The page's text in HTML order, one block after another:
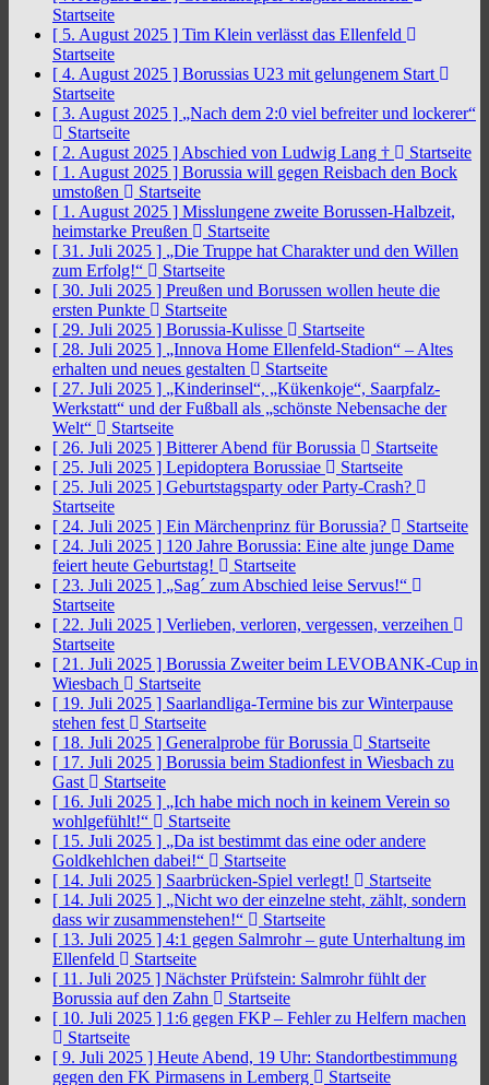
Startseite
[ 5. August 2025 ] Tim Klein verlässt das Ellenfeld
Startseite
[ 4. August 2025 ] Borussias U23 mit gelungenem Start
Startseite
[ 3. August 2025 ] „Nach dem 2:0 viel befreiter und lockerer“
Startseite
[ 2. August 2025 ] Abschied von Ludwig Lang †
Startseite
[ 1. August 2025 ] Borussia will gegen Reisbach den Bock
umstoßen
Startseite
[ 1. August 2025 ] Misslungene zweite Borussen-Halbzeit,
heimstarke Preußen
Startseite
[ 31. Juli 2025 ] „Die Truppe hat Charakter und den Willen
zum Erfolg!“
Startseite
[ 30. Juli 2025 ] Preußen und Borussen wollen heute die
ersten Punkte
Startseite
[ 29. Juli 2025 ] Borussia-Kulisse
Startseite
[ 28. Juli 2025 ] „Innova Home Ellenfeld-Stadion“ – Altes
erhalten und neues gestalten
Startseite
[ 27. Juli 2025 ] „Kinderinsel“, „Kükenkoje“, Saarpfalz-
Werkstatt“ und der Fußball als „schönste Nebensache der
Welt“
Startseite
[ 26. Juli 2025 ] Bitterer Abend für Borussia
Startseite
[ 25. Juli 2025 ] Lepidoptera Borussiae
Startseite
[ 25. Juli 2025 ] Geburtstagsparty oder Party-Crash?
Startseite
[ 24. Juli 2025 ] Ein Märchenprinz für Borussia?
Startseite
[ 24. Juli 2025 ] 120 Jahre Borussia: Eine alte junge Dame
feiert heute Geburtstag!
Startseite
[ 23. Juli 2025 ] „Sag´ zum Abschied leise Servus!“
Startseite
[ 22. Juli 2025 ] Verlieben, verloren, vergessen, verzeihen
Startseite
[ 21. Juli 2025 ] Borussia Zweiter beim LEVOBANK-Cup in
Wiesbach
Startseite
[ 19. Juli 2025 ] Saarlandliga-Termine bis zur Winterpause
stehen fest
Startseite
[ 18. Juli 2025 ] Generalprobe für Borussia
Startseite
[ 17. Juli 2025 ] Borussia beim Stadionfest in Wiesbach zu
Gast
Startseite
[ 16. Juli 2025 ] „Ich habe mich noch in keinem Verein so
wohlgefühlt!“
Startseite
[ 15. Juli 2025 ] „Da ist bestimmt das eine oder andere
Goldkehlchen dabei!“
Startseite
[ 14. Juli 2025 ] Saarbrücken-Spiel verlegt!
Startseite
[ 14. Juli 2025 ] „Nicht wo der einzelne steht, zählt, sondern
dass wir zusammenstehen!“
Startseite
[ 13. Juli 2025 ] 4:1 gegen Salmrohr – gute Unterhaltung im
Ellenfeld
Startseite
[ 11. Juli 2025 ] Nächster Prüfstein: Salmrohr fühlt der
Borussia auf den Zahn
Startseite
[ 10. Juli 2025 ] 1:6 gegen FKP – Fehler zu Helfern machen
Startseite
[ 9. Juli 2025 ] Heute Abend, 19 Uhr: Standortbestimmung
gegen den FK Pirmasens in Lemberg
Startseite